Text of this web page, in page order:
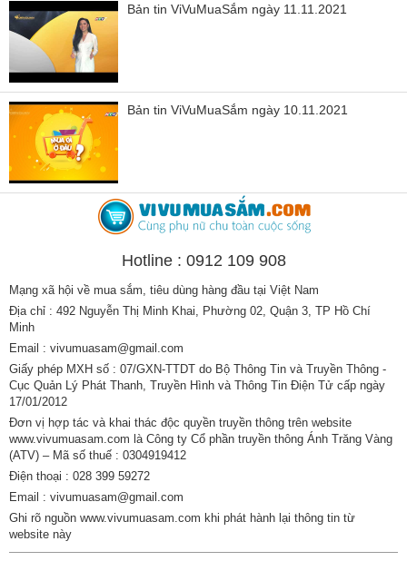
Bản tin ViVuMuaSắm ngày 11.11.2021
Bản tin ViVuMuaSắm ngày 10.11.2021
Hotline : 0912 109 908
Mạng xã hội về mua sắm, tiêu dùng hàng đầu tại Việt Nam
Địa chỉ : 492 Nguyễn Thị Minh Khai, Phường 02, Quận 3, TP Hồ Chí
Minh
Email : vivumuasam@gmail.com
Giấy phép MXH số : 07/GXN-TTDT do Bộ Thông Tin và Truyền Thông -
Cục Quản Lý Phát Thanh, Truyền Hình và Thông Tin Điện Tử cấp ngày
17/01/2012
Đơn vị hợp tác và khai thác độc quyền truyền thông trên website
www.vivumuasam.com là Công ty Cổ phần truyền thông Ánh Trăng Vàng
(ATV) – Mã số thuế : 0304919412
Điện thoại : 028 399 59272
Email : vivumuasam@gmail.com
Ghi rõ nguồn www.vivumuasam.com khi phát hành lại thông tin từ
website này